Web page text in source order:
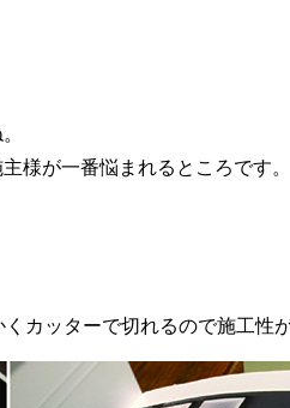
様が一番悩まれるところです。
カッターで切れるので施工性